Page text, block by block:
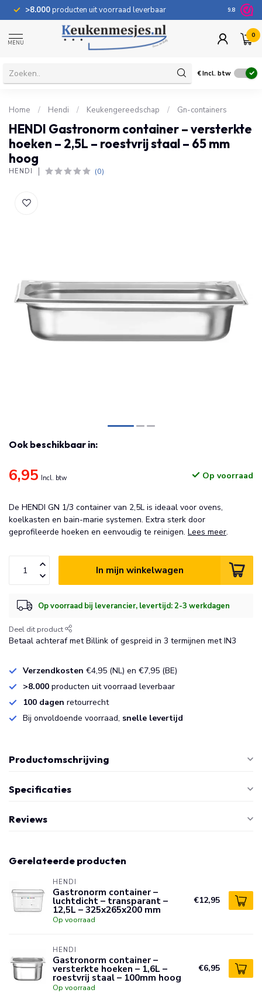
>8.000producten uit voorraad leverbaar 100
9.8
MENU
0
€Incl. btw
Home / Hendi / Keukengereedschap / Gn-containers
HENDI Gastronorm container – versterkte
hoeken – 2,5L – roestvrij staal – 65 mm
hoog
HENDI (0)
Ook beschikbaar in:
6,95 Incl. btw Op voorraad
De HENDI GN 1/3 container van 2,5L is ideaal voor ovens,
koelkasten en bain-marie systemen. Extra sterk door
geprofileerde hoeken en eenvoudig te reinigen. Lees meer.
In mijn winkelwagen
Op voorraad bij leverancier, levertijd: 2-3 werkdagen
Deel dit product
Betaal achteraf met Billink of gespreid in 3 termijnen met IN3
Verzendkosten €4,95 (NL) en €7,95 (BE)
>8.000 producten uit voorraad leverbaar
100 dagen retourrecht
Bij onvoldoende voorraad, snelle levertijd
Productomschrijving
Specificaties
Reviews
Gerelateerde producten
HENDI
Gastronorm container –
luchtdicht – transparant –
12,5L – 325x265x200 mm
Op voorraad
€12,95
HENDI
Gastronorm container –
versterkte hoeken – 1,6L –
roestvrij staal – 100mm hoog
Op voorraad
€6,95